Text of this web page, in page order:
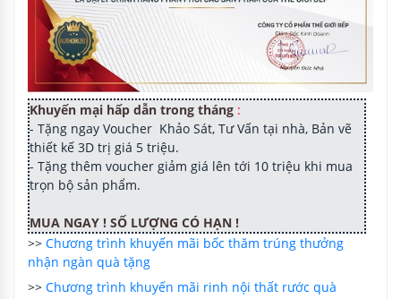
Khuyến mại hấp dẫn trong tháng :
- Tặng ngay Voucher Khảo Sát, Tư Vấn tại nhà, Bản vẽ
thiết kế 3D trị giá 5 triệu.
- Tặng thêm voucher giảm giá lên tới 10 triệu khi mua
trọn bộ sản phẩm.
MUA NGAY ! SỐ LƯỢNG CÓ HẠN !
>> Chương trình khuyến mãi bốc thăm trúng thưởng
nhận ngàn quà tặng
>> Chương trình khuyến mãi rinh nội thất rước quà